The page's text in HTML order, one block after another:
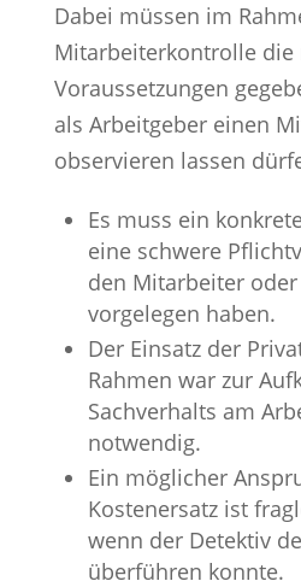
Dabei müssen im
Mitarbeiterkontrolle die
Voraussetzungen
als Arbeitgeber einen
observieren lassen
Es muss ein
eine schwere
den Mitarbeiter
vorgelegen haben.
Der Einsatz der
Rahmen war zur
Sachverhalts am
notwendig.
Ein möglicher
Kostenersatz ist
wenn der Detektiv
überführen konnte.